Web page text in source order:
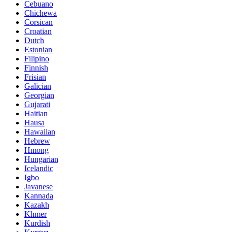
Cebuano
Chichewa
Corsican
Croatian
Dutch
Estonian
Filipino
Finnish
Frisian
Galician
Georgian
Gujarati
Haitian
Hausa
Hawaiian
Hebrew
Hmong
Hungarian
Icelandic
Igbo
Javanese
Kannada
Kazakh
Khmer
Kurdish